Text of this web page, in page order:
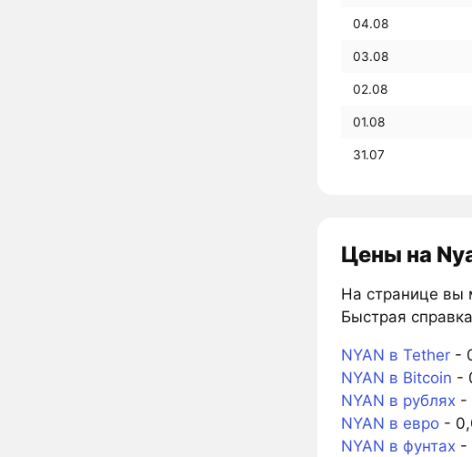
04.08
03.08
02.08
01.08
31.07
Цены на
На странице вы
Быстрая
NYAN в Tether-
NYAN в Bitcoin -
NYAN в рублях-
NYAN в евро-
NYAN в фунтах-